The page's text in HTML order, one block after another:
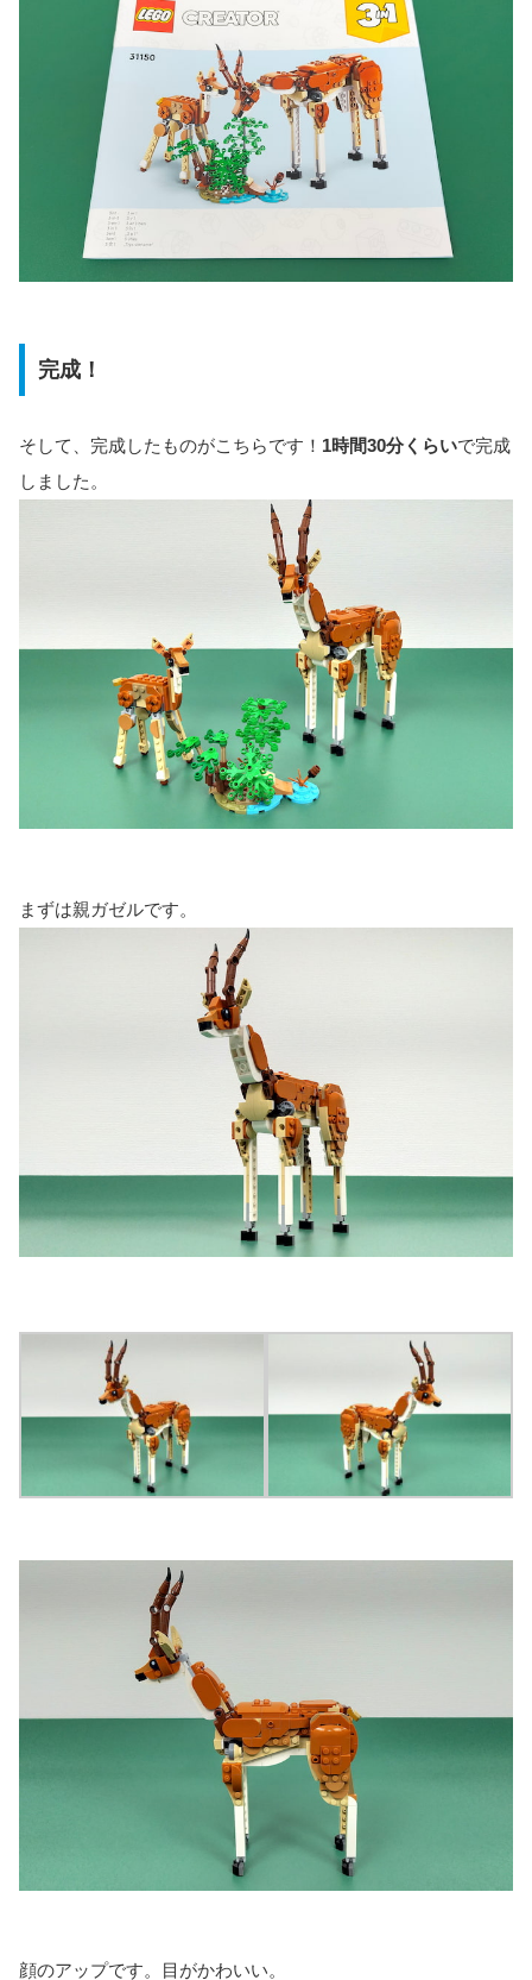
完成！
そして、完成したものがこちらです！ 1時間30分くらいで完成
しました。
まずは親ガゼルです。
顔のアップです。目がかわいい。